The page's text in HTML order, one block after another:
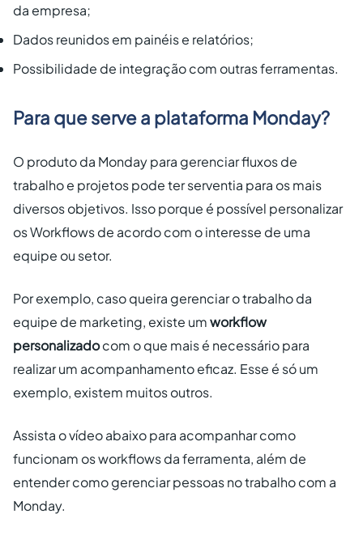
da empresa;
Dados reunidos em painéis e relatórios;
Possibilidade de integração com outras ferramentas.
Para que serve a plataforma Monday?
O produto da Monday para gerenciar fluxos de
trabalho e projetos pode ter serventia para os mais
diversos objetivos. Isso porque é possível personalizar
os Workflows de acordo com o interesse de uma
equipe ou setor.
Por exemplo, caso queira gerenciar o trabalho da
equipe de marketing, existe umworkflow
personalizadocom o que mais é necessário para
realizar um acompanhamento eficaz. Esse é só um
exemplo, existem muitos outros.
Assista o vídeo abaixo para acompanhar como
funcionam os workflows da ferramenta, além de
entender como gerenciar pessoas no trabalho com a
Monday.